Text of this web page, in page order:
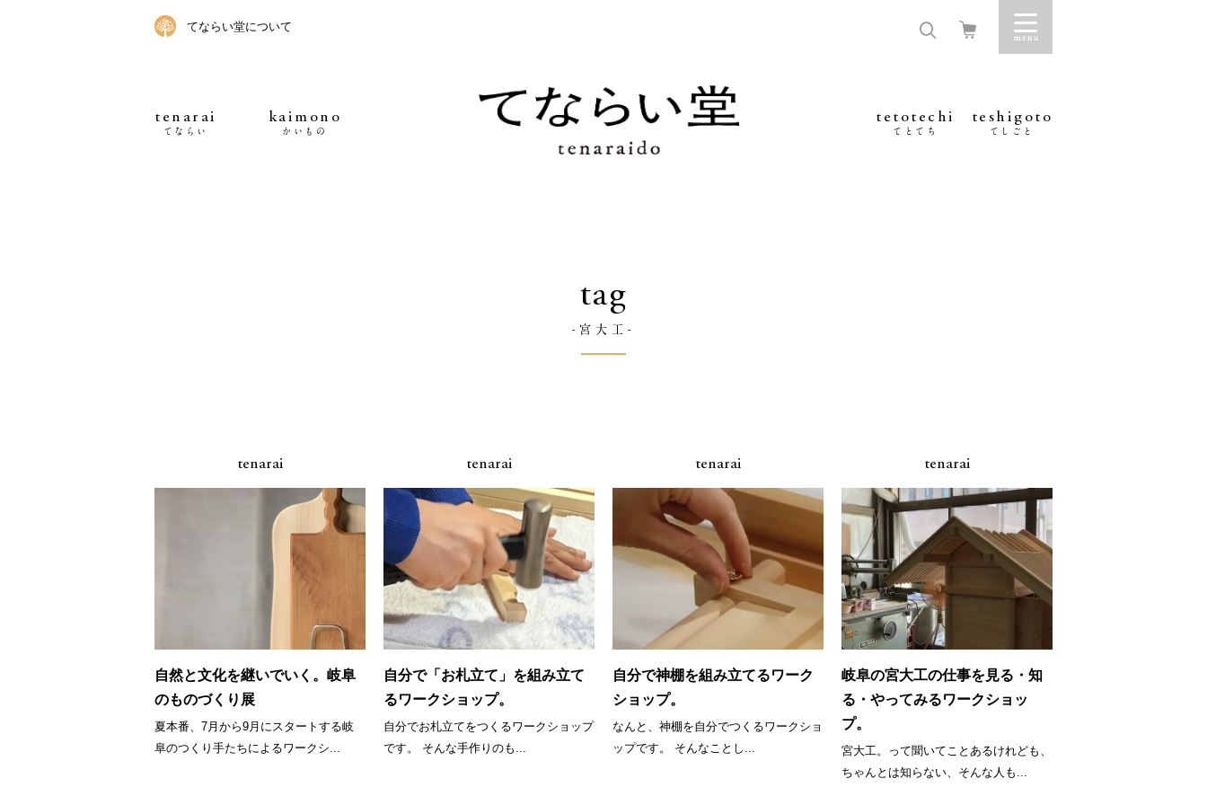
てならい堂について
tenarai
てならい
kaimono
かいもの
tetotechi
てとてち
teshigoto
てしごと
tag
-宮大工-
tenarai
自然と文化を継いでいく。岐阜
のものづくり展
夏本番、7月から9月にスタートする岐
阜のつくり手たちによるワークシ...
tenarai
自分で「お札立て」を組み立て
るワークショップ。
自分でお札立てをつくるワークショップ
です。 そんな手作りのも...
tenarai
自分で神棚を組み立てるワーク
ショップ。
なんと、神棚を自分でつくるワークショ
ップです。 そんなことし...
tenarai
岐阜の宮大工の仕事を見る・知
る・やってみるワークショッ
プ。
宮大工。って聞いてことあるけれども、
ちゃんとは知らない、そんな人も...